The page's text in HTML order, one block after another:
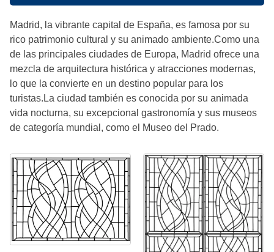
Madrid, la vibrante capital de España, es famosa por su
rico patrimonio cultural y su animado ambiente.Como una
de las principales ciudades de Europa, Madrid ofrece una
mezcla de arquitectura histórica y atracciones modernas,
lo que la convierte en un destino popular para los
turistas.La ciudad también es conocida por su animada
vida nocturna, su excepcional gastronomía y sus museos
de categoría mundial, como el Museo del Prado.